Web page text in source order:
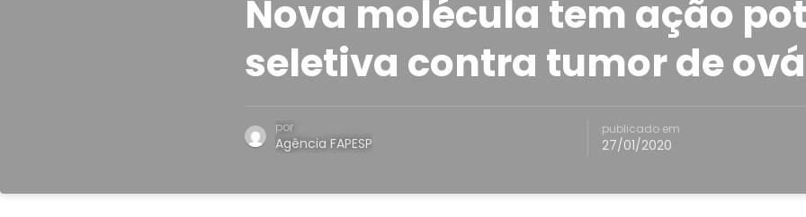
Nova molécula tem ação
seletiva contra tumor de
por
Agência FAPESP
publicado em
27/01/2020